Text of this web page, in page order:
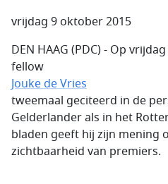
vrijdag 9 oktober 2015
DEN HAAG (PDC) - Op
fellow
Jouke de Vries
tweemaal geciteerd in de
Gelderlander als in het
bladen geeft hij zijn mening
zichtbaarheid van premiers.